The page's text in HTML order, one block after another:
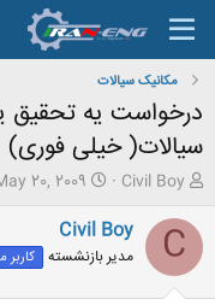
مکانیک سیالات
درخواست یه تحقیق
سیالات( خیلی فوری)
ش
و
ع
ک
Civil Boy
ت
ر
ی
خ
20, 2009
C
Civil Boy
مدیر بازنشسته کاربر